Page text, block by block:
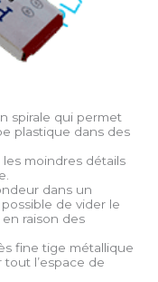
spirale qui permet
plastique dans des
moindres détails
dans un
de vider le
raison des
fine tige métallique
tout l’espace de